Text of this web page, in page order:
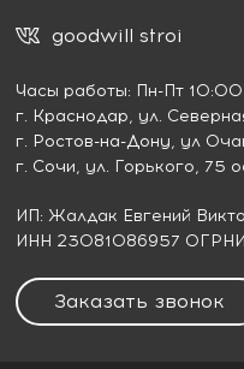
goodwill stroi
Часы работы: Пн-Пт
г. Краснодар, ул.
г. Ростов-на-Дону, ул
г. Сочи, ул. Горького, 75
ИП: Жалдак Евгений
ИНН 23081086957
Заказать звонок